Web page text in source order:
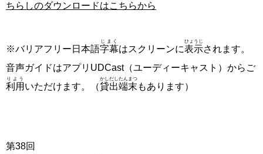
ちらしのダウンロードはこちらから
※バリアフリー日本語字幕
じまく
はスクリーンに表示
ひょうじ
されます。
音声ガイドはアプリUDCast（ユーディーキャスト）からご
利用
りよう
いただけます。（貸出
かしだし
端末
たんまつ
もあります）
第38回